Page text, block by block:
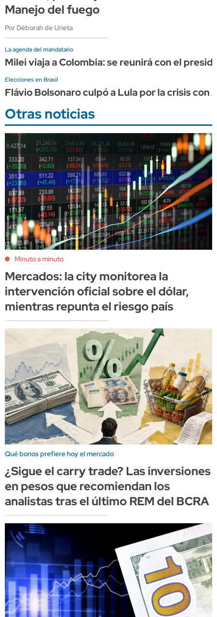
Manejo del fuego
Por Déborah de Urieta
La agenda del mandatario
Milei viaja a Colombia: se reunirá con el
Elecciones en Brasil
Flávio Bolsonaro culpó a Lula por la crisis con
Otras noticias
Minuto a minuto
Mercados: la city monitorea la
intervención oficial sobre el dólar,
mientras repunta el riesgo país
Qué bonos prefiere hoy el mercado
¿Sigue el carry trade? Las inversiones
en pesos que recomiendan los
analistas tras el último REM del BCRA